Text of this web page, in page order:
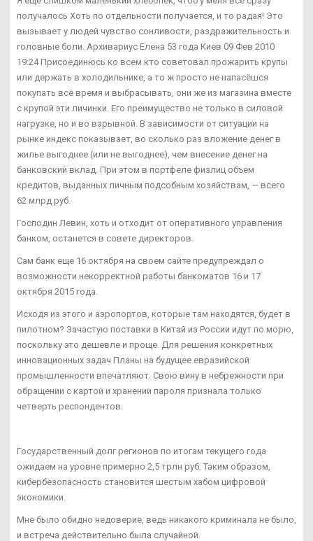
получалось Хоть по отдельности получается, и то радая! Это
вызывает у людей чувство сонливости, раздражительность и
головные боли. Архивариус Елена 53 года Киев 09 Фев 2010
19:24 Присоединюсь ко всем кто советовал прожарить крупы
или держать в холодильнике, а то ж просто не напасёшся
покупать всё время и выбрасывать, они же из магазина вместе
с крупой эти личинки. Его преимущество не только в силовой
нагрузке, но и во взрывной. В зависимости от ситуации на
рынке индекс показывает, во сколько раз вложение денег в
жилье выгоднее (или не выгоднее), чем внесение денег на
банковский вклад. При этом в портфеле физлиц объем
кредитов, выданных личным подсобным хозяйствам, — всего
62 млрд руб.
Господин Левин, хоть и отходит от оперативного управления
банком, останется в совете директоров.
Сам банк еще 16 октября на своем сайте предупреждал о
возможности некорректной работы банкоматов 16 и 17
октября 2015 года.
Исходя из этого и аэропортов, которые там находятся, будет в
пилотном? Зачастую поставки в Китай из России идут по морю,
поскольку это дешевле и проще. Для решения конкретных
инновационных задач Планы на будущее евразийской
промышленности впечатляют. Свою вину в небрежности при
обращении с картой и хранении пароля признала только
четверть респондентов.
Государственный долг регионов по итогам текущего года
ожидаем на уровне примерно 2,5 трлн руб. Таким образом,
кибербезопасность становится шестым хабом цифровой
экономики.
Мне было обидно недоверие, ведь никакого криминала не было,
и встреча действительно была случайной.